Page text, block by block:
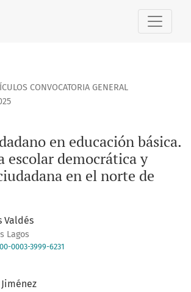
en educación básica. Convivencia
CONVOCATORIA GENERAL
en educación básica.
escolar democrática y
en el norte de
Valdés
Lagos
0003-3999-6231